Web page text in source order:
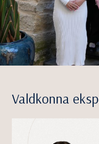
Valdkonna